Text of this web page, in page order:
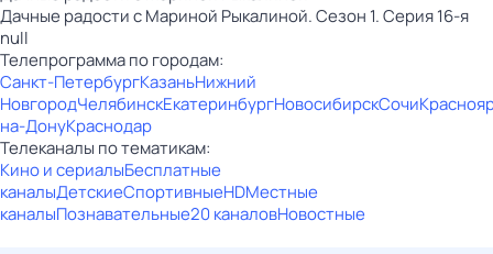
Дачные радости с Мариной Рыкалиной. Сезон 1. Серия 16-я
null
Телепрограмма по городам:
Санкт-ПетербургКазаньНижний
НовгородЧелябинскЕкатеринбургНовосибирскСочи
на-ДонуКраснодар
Телеканалы по тематикам:
Кино и сериалыБесплатные
каналыДетскиеСпортивныеHDМестные
каналыПознавательные20 каналовНовостные